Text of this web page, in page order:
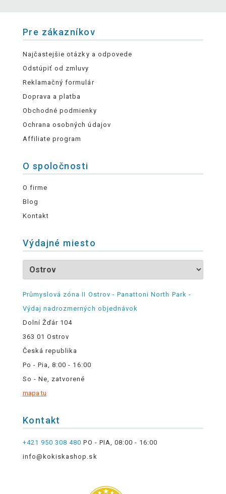
Pre zákazníkov
Najčastejšie otázky a odpovede
Odstúpiť od zmluvy
Reklamačný formulár
Doprava a platba
Obchodné podmienky
Ochrana osobných údajov
Affiliate program
O spoločnosti
O firme
Blog
Kontakt
Výdajné miesto
Průmyslová zóna II Ostrov - Panattoni North Park -
Výdaj nadrozmerných objednávok
Dolní Žďár 104
363 01 Ostrov
Česká republika
Po - Pia, 8:00 - 16:00
So - Ne, zatvorené
mapa tu
Kontakt
+421 950 308 480 PO - PIA, 08:00 - 16:00
info@kokiskashop.sk